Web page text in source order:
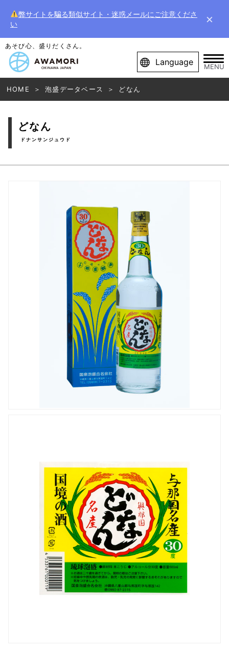
弊サイトを騙る類似サイト・迷惑メールにご注意くださ
い
×
あそび心、盛りだくさん。
Language MENU
HOME 泡盛データベース どなん
どなん
ドナンサンジュウド